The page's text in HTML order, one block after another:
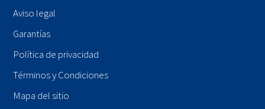
Aviso legal
Garantías
Política de privacidad
Términos y Condiciones
Mapa del sitio